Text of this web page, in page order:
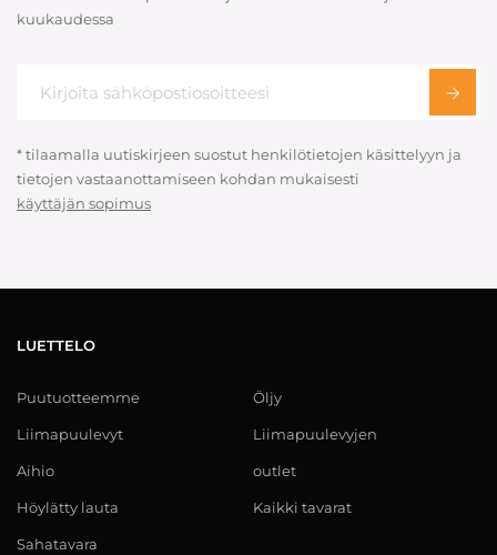
kuukaudessa
* tilaamalla uutiskirjeen suostut henkilötietojen käsittelyyn ja
tietojen vastaanottamiseen kohdan mukaisesti
käyttäjän sopimus
LUETTELO
Puutuotteemme
Liimapuulevyt
Aihio
Höylätty lauta
Sahatavara
Öljy
Liimapuulevyjen
outlet
Kaikki tavarat